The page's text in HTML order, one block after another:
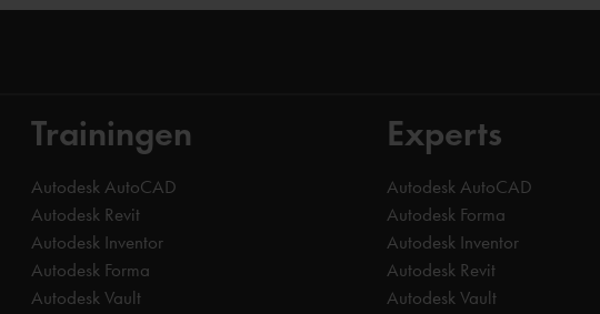
Trainingen
Autodesk AutoCAD
Autodesk Revit
Autodesk Inventor
Autodesk Forma
Autodesk Vault
Experts
Autodesk AutoCAD
Autodesk Forma
Autodesk Inventor
Autodesk Revit
Autodesk Vault